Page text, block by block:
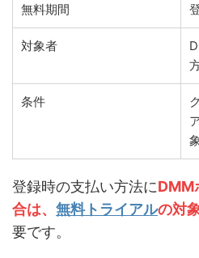
無料期間
対象者
条件
象
登録時の支払い方法にDMM
合は、 無料トライアルの対
要です。